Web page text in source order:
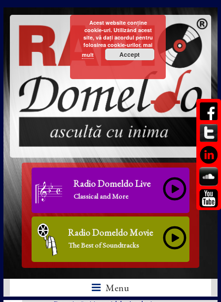
Radio Domeldo Live
Classical and More
Radio Domeldo Movie
The Best of Soundtracks
Menu
Acest website conține
cookie-uri. Utilizând acest
site, vă dați acordul pentru
folosirea cookie-urilor. mai
mult
Accept